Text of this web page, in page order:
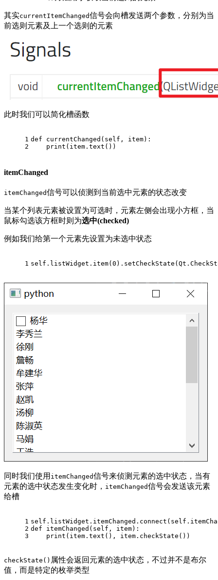
其实currentItemChanged信号会向槽发送两个参数，分别为当
前选则元素及上一个选则的元素
此时我们可以简化槽函数
1
2
def currentChanged ( self, item):
print (item.text())
itemChanged
itemChanged信号可以侦测到当前选中元素的状态改变
当某个列表元素被设置为可选时，元素左侧会出现小方框，当
鼠标勾选该方框时则为选中(checked)
例如我们给第一个元素先设置为未选中状态
1 self.listWidget.item(0
同时我们使用 itemChanged信号来侦测元素的选中状态，当有
元素的选中状态发生变化时， itemChanged信号会发送该元素
给槽
1
2
3
def
itemChanged ( self, item):
print (item.text(), item.checkState())
checkState() 属性会返回元素的选中状态，不过并不是布尔
值，而是特定的枚举类型